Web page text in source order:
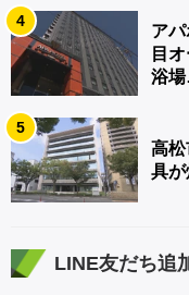
4
ア
目
浴
5
高
具
LINE友だち追